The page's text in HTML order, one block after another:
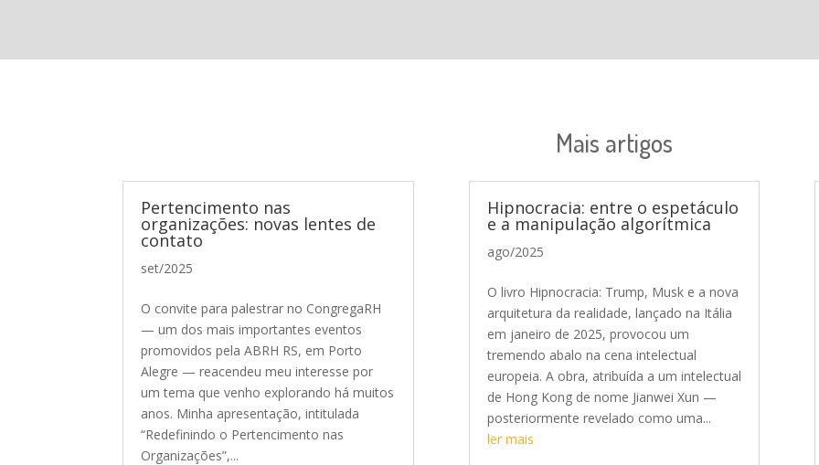
Mais artigos
Pertencimento nas
organizações: novas lentes de
contato
set/2025
O convite para palestrar no CongregaRH
— um dos mais importantes eventos
promovidos pela ABRH RS, em Porto
Alegre — reacendeu meu interesse por
um tema que venho explorando há muitos
anos. Minha apresentação, intitulada
“Redefinindo o Pertencimento nas
Organizações”,...
Hipnocracia: entre o espetáculo
e a manipulação algorítmica
ago/2025
O livro Hipnocracia: Trump, Musk e a nova
arquitetura da realidade, lançado na Itália
em janeiro de 2025, provocou um
tremendo abalo na cena intelectual
europeia. A obra, atribuída a um intelectual
de Hong Kong de nome Jianwei Xun —
posteriormente revelado como uma...
ler mais